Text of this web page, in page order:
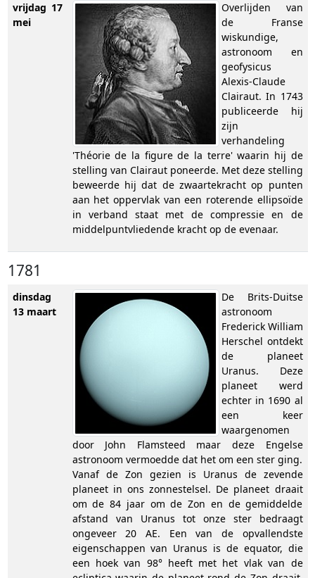
vrijdag 17
mei
Overlijden van
de Franse
wiskundige,
astronoom en
geofysicus
Alexis-Claude
Clairaut. In 1743
publiceerde hij
zijn
verhandeling
'Théorie de la figure de la terre' waarin hij de
stelling van Clairaut poneerde. Met deze stelling
beweerde hij dat de zwaartekracht op punten
aan het oppervlak van een roterende ellipsoïde
in verband staat met de compressie en de
middelpuntvliedende kracht op de evenaar.
1781
dinsdag
13 maart
De Brits-Duitse
astronoom
Frederick William
Herschel ontdekt
de planeet
Uranus. Deze
planeet werd
echter in 1690 al
een keer
waargenomen
door John Flamsteed maar deze Engelse
astronoom vermoedde dat het om een ster ging.
Vanaf de Zon gezien is Uranus de zevende
planeet in ons zonnestelsel. De planeet draait
om de 84 jaar om de Zon en de gemiddelde
afstand van Uranus tot onze ster bedraagt
ongeveer 20 AE. Een van de opvallendste
eigenschappen van Uranus is de equator, die
een hoek van 98° heeft met het vlak van de